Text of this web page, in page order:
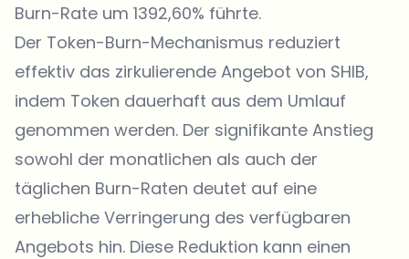
Burn-Rate um 1392,60% führte.
Der Token-Burn-Mechanismus reduziert
effektiv das zirkulierende Angebot von SHIB,
indem Token dauerhaft aus dem Umlauf
genommen werden. Der signifikante Anstieg
sowohl der monatlichen als auch der
täglichen Burn-Raten deutet auf eine
erhebliche Verringerung des verfügbaren
Angebots hin. Diese Reduktion kann einen